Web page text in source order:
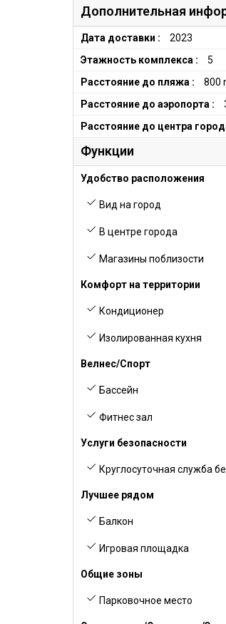
Дополнительная
Дата доставки :
2023
Этажность комплекса :
5
Расстояние до пляжа :
800
Расстояние до аэропорта :
Расстояние до центра
Функции
Удобство расположения
Вид на город
В центре города
Магазины поблизости
Комфорт на территории
Кондиционер
Изолированная кухня
Велнес/Спорт
Бассейн
Фитнес зал
Услуги безопасности
Круглосуточная служба
Лучшее рядом
Балкон
Игровая площадка
Общие зоны
Парковочное место